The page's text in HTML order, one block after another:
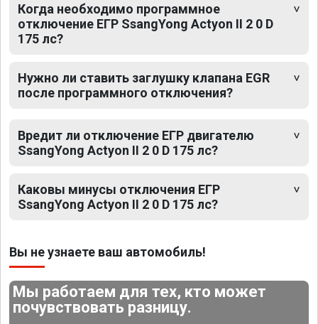
Когда необходимо программное
отключение ЕГР SsangYong Actyon II 2 0 D
175 лс?
Нужно ли ставить заглушку клапана EGR
после программного отключения?
Вредит ли отключение ЕГР двигателю
SsangYong Actyon II 2 0 D 175 лс?
Каковы минусы отключения ЕГР
SsangYong Actyon II 2 0 D 175 лс?
Вы не узнаете ваш автомобиль!
Мы работаем для тех, кто может
почувствовать разницу.